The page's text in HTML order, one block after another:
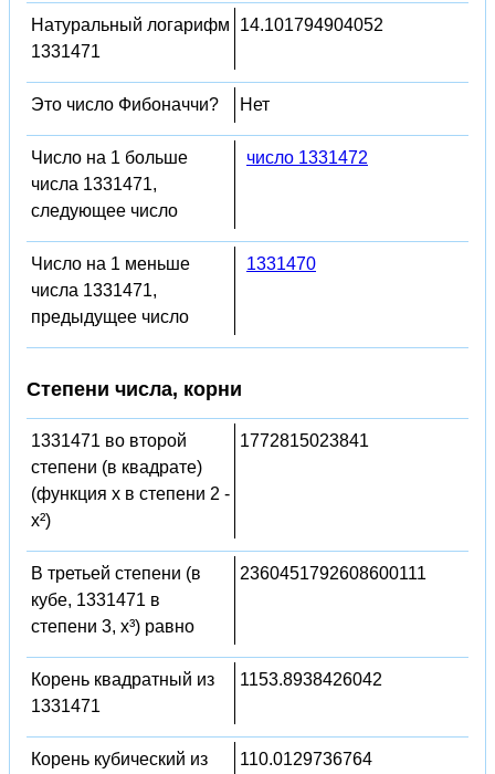
Натуральный логарифм
1331471
14.101794904052
Это число Фибоначчи? Нет
Число на 1 больше
числа 1331471,
следующее число
число 1331472
Число на 1 меньше
числа 1331471,
предыдущее число
1331470
Степени числа, корни
1331471 во второй
степени (в квадрате)
(функция x в степени 2 -
x²)
1772815023841
В третьей степени (в
кубе, 1331471 в
степени 3, x³) равно
2360451792608600111
Корень квадратный из
1331471
1153.8938426042
Корень кубический из
110.0129736764